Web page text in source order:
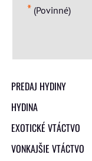
* (Povinné)
PREDAJ HYDINY
HYDINA
EXOTICKÉ VTÁCTVO
VONKAJŠIE VTÁCTVO